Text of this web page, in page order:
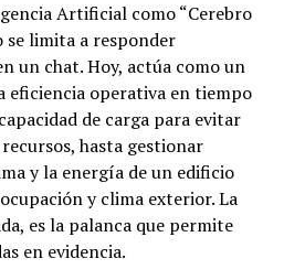
Artificial como “Cerebro
se limita a responder
un chat. Hoy, actúa como un
eficiencia operativa en tiempo
de carga para evitar
hasta gestionar
y la energía de un edificio
y clima exterior. La
es la palanca que permite
en evidencia.